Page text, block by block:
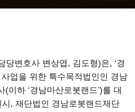
당변호사 변상엽, 김도형)은, ‘경
사업을 위한 특수목적법인인 경남
이하 ‘경남마산로봇랜드’)를 대
, 재단법인 경남로봇랜드재단